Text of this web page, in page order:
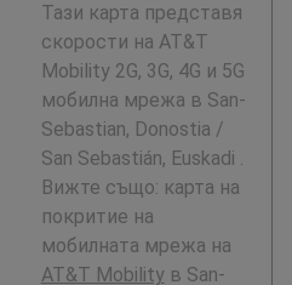
Тази карта представя
скорости на AT&T
Mobility 2G, 3G, 4G и 5G
мобилна мрежа в San-
Sebastian, Donostia /
San Sebastián, Euskadi .
Вижте също: карта на
покритие на
мобилната мрежа на
AT&T Mobilityв San-